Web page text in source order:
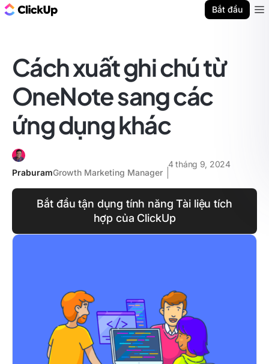
Bắt đầu
Cách xuất ghi chú từ
OneNote sang các
ứng dụng khác
PraburamGrowth Marketing Manager
4 tháng 9, 2024
Bắt đầu tận dụng tính năng Tài liệu tích
hợp của ClickUp